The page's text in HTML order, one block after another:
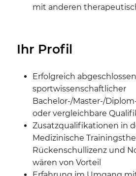
mit anderen
Ihr Profil
Erfolgreich
sportwissenschaftlicher
Bachelor-/Master-/
oder vergleichbare
Zusatzqualifikationen in
Medizinische
Rückenschullizenz und
wären von Vorteil